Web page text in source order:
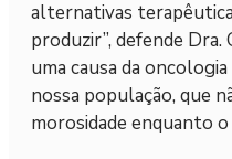
alternativas
produzir”, defende Dra.
uma causa da
nossa população, que
morosidade enquanto o